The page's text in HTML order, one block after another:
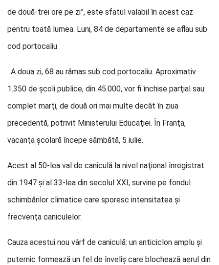
de două-trei ore pe zi”, este sfatul valabil în acest caz
pentru toată lumea. Luni, 84 de departamente se aflau sub
cod portocaliu
. A doua zi, 68 au rămas sub cod portocaliu. Aproximativ
1.350 de şcoli publice, din 45.000, vor fi închise parţial sau
complet marţi, de două ori mai multe decât în ziua
precedentă, potrivit Ministerului Educaţiei. În Franţa,
vacanţa şcolară începe sâmbătă, 5 iulie.
Acest al 50-lea val de caniculă la nivel naţional înregistrat
din 1947 şi al 33-lea din secolul XXI, survine pe fondul
schimbărilor climatice care sporesc intensitatea şi
frecvenţa caniculelor.
Cauza acestui nou vârf de caniculă: un anticiclon amplu şi
puternic formează un fel de înveliş care blochează aerul din